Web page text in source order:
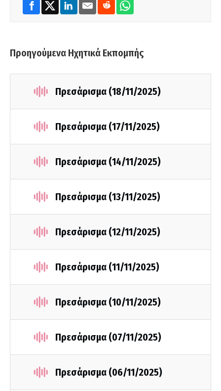
Προηγούμενα Ηχητικά Εκπομπής
Πρεσάρισμα (18/11/2025)
Πρεσάρισμα (17/11/2025)
Πρεσάρισμα (14/11/2025)
Πρεσάρισμα (13/11/2025)
Πρεσάρισμα (12/11/2025)
Πρεσάρισμα (11/11/2025)
Πρεσάρισμα (10/11/2025)
Πρεσάρισμα (07/11/2025)
Πρεσάρισμα (06/11/2025)